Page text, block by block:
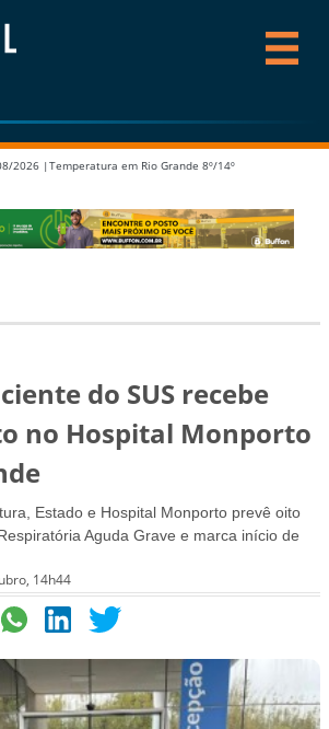
2026 | Temperatura em Rio Grande 8º/14º
do SUS recebe
no Hospital Monporto
Estado e Hospital Monporto prevê oito
Aguda Grave e marca início de
14h44